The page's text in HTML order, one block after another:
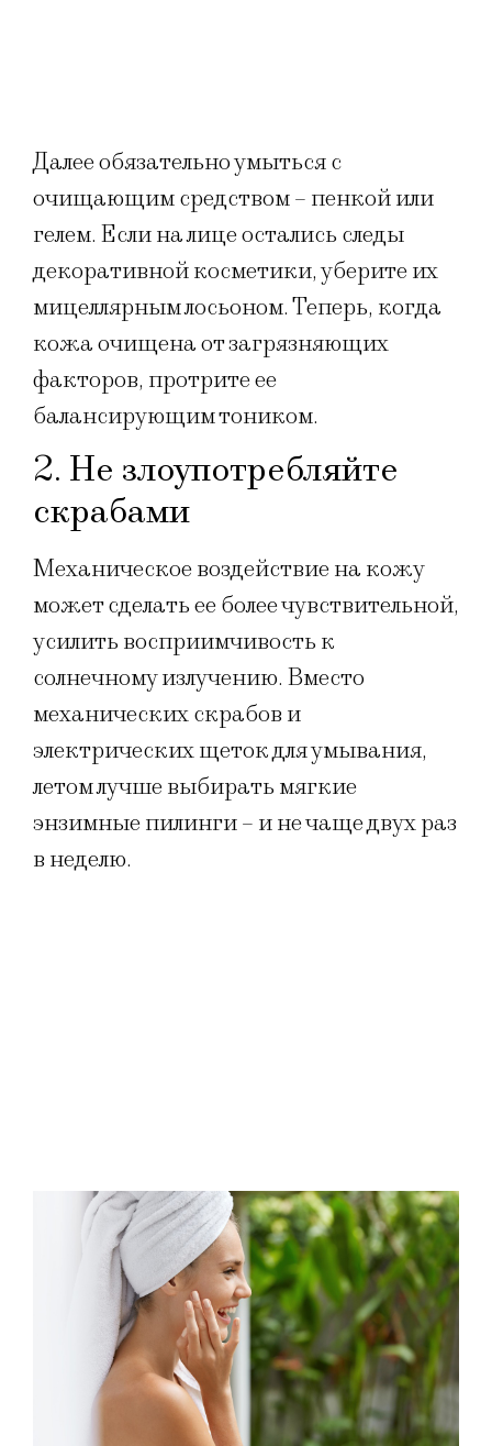
Далее обязательно умыться с
очищающим средством – пенкой или
гелем. Если на лице остались следы
декоративной косметики, уберите их
мицеллярным лосьоном. Теперь, когда
кожа очищена от загрязняющих
факторов, протрите ее
балансирующим тоником.
2. Не злоупотребляйте
скрабами
Механическое воздействие на кожу
может сделать ее более чувствительной,
усилить восприимчивость к
солнечному излучению. Вместо
механических скрабов и
электрических щеток для умывания,
летом лучше выбирать мягкие
энзимные пилинги – и не чаще двух раз
в неделю.